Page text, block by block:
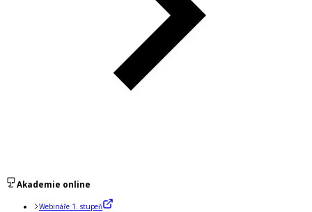
Akademie online
Webináře 1. stupeň